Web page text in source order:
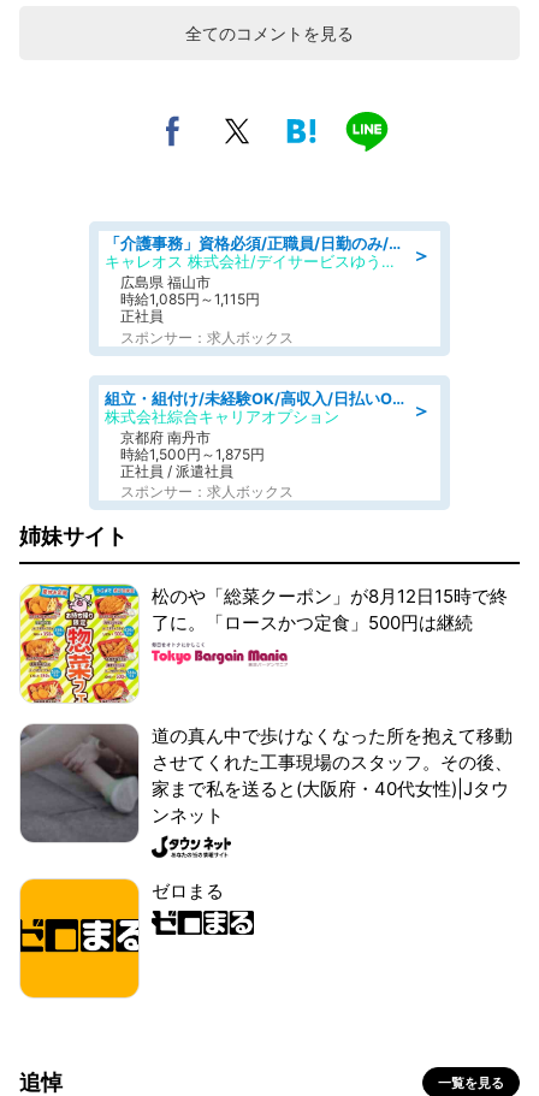
全てのコメントを見る
＞
「介護事務」資格必須/正職員/日勤のみ/デイサービス
キャレオス 株式会社/デイサービスゆうゆう南本庄
広島県 福山市
時給1,085円～1,115円
正社員
スポンサー：求人ボックス
＞
組立・組付け/未経験OK/高収入/日払いOK/寮費無料/交替制
株式会社綜合キャリアオプション
京都府 南丹市
時給1,500円～1,875円
正社員 / 派遣社員
スポンサー：求人ボックス
姉妹サイト
松のや「総菜クーポン」が8月12日15時で終
了に。「ロースかつ定食」500円は継続
道の真ん中で歩けなくなった所を抱えて移動
させてくれた工事現場のスタッフ。その後、
家まで私を送ると(大阪府・40代女性)|Jタウ
ンネット
ゼロまる
追悼 一覧を見る